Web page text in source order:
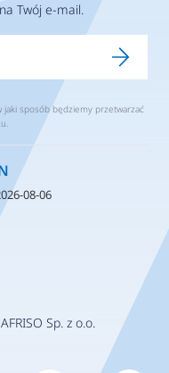
Sp. z o.o.
Twój e-mail.
jaki sposób będziemy przetwarzać
08-06